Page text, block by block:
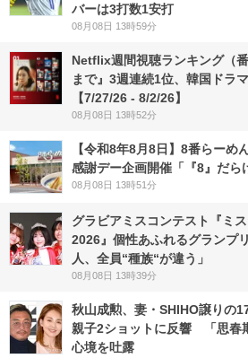
バーは3打数1安打
08月08日 13時59分
Netflix週間視聴ランキング（
まで』3週連続1位、韓国ドラ
【7/27/26 - 8/2/26】
08月08日 13時52分
【令和8年8月8日】8番らーめ
感謝デー企画開催「『8』だら
08月08日 13時51分
グラビアミスコンテスト『ミ
2026』個性あふれるグランプ
人、全員“種族“が違う」
08月08日 13時39分
秋山成勲、妻・SHIHO譲りの
親子2ショットに反響 「思春
心境を吐露